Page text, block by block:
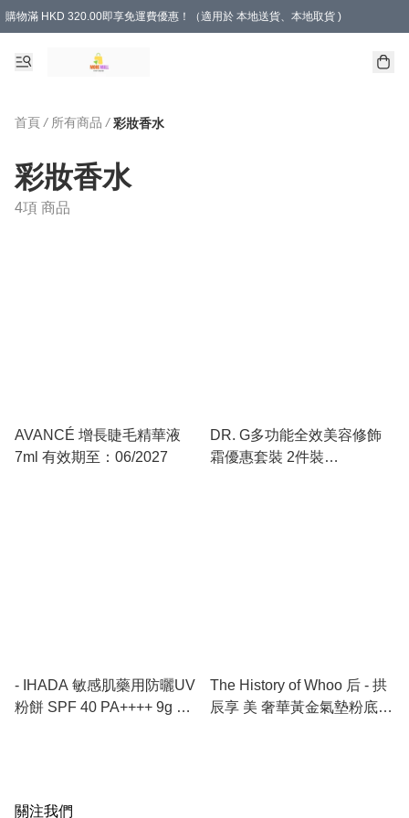
購物滿 HKD 320.00即享免運費優惠！（適用於 本地送貨、本地取貨 )
首頁 / 所有商品 / 彩妝香水
彩妝香水
4項 商品
AVANCÉ 增長睫毛精華液
7ml 有效期至：06/2027
DR. G多功能全效美容修飾
霜優惠套裝 2件裝
- IHADA 敏感肌藥用防曬UV
粉餅 SPF 40 PA++++ 9g 有
The History of Whoo 后 - 拱
辰享 美 奢華黃金氣墊粉底套
關注我們